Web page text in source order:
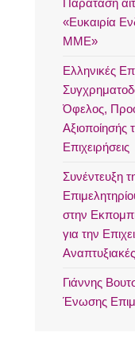
«Ευκαιρία
ΜΜΕ»
Ελληνικές
Όφελος,
Αξιοποίησής
Επιχειρήσεις
Συνέντευξη
στην
για την
Γιάννης
Ένωσης